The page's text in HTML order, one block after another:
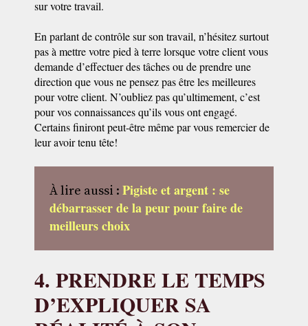
sur votre travail.
En parlant de contrôle sur son travail, n’hésitez surtout
pas à mettre votre pied à terre lorsque votre client vous
demande d’effectuer des tâches ou de prendre une
direction que vous ne pensez pas être les meilleures
pour votre client. N’oubliez pas qu’ultimement, c’est
pour vos connaissances qu’ils vous ont engagé.
Certains finiront peut-être même par vous remercier de
leur avoir tenu tête!
À lire aussi : Pigiste et argent : se
débarrasser de la peur pour faire de
meilleurs choix
4. PRENDRE LE TEMPS
D’EXPLIQUER SA